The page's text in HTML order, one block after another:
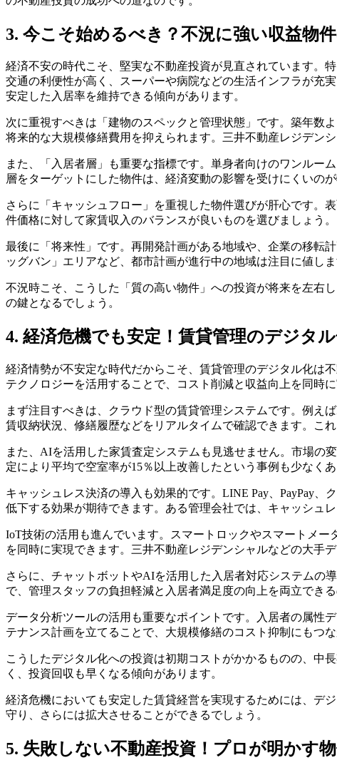
3. 今こそ始めるべき？不況に強い収益物
経済不安の時代こそ、堅実な不動産投資が見直されています。
交通の利便性が高く、スーパーや病院などの生活インフラが充
安定した入居率を維持できる傾向があります。
次に重視すべきは「建物のスペックと管理状態」です。築年数
将来的な大規模修繕費用を抑えられます。三井不動産レジデン
また、「入居者層」も重要な指標です。単身者向けのワンルー
層をターゲットにした物件は、経済変動の影響を受けにくいのが
さらに「キャッシュフロー」を重視した物件選びが肝心です。
件価格に対して家賃収入のバランスが良いものを選びましょう。
最後に「将来性」です。再開発計画がある地域や、企業の移転
ッグバン」エリアなど、都市計画が進行中の地域は注目に値しま
不況時こそ、こうした「質の高い物件」への投資が将来を左右
の鍵となるでしょう。
4. 経済危機でも安定！賃貸管理のデジタ
経済情勢が不安定な時代だからこそ、賃貸管理のデジタル化は
テクノロジーを活用することで、コスト削減と収益向上を同時に
まず注目すべきは、クラウド型の賃貸管理システムです。例え
賃収納状況、修繕履歴などをリアルタイムで確認できます。こ
また、AIを活用した家賃査定システムも見逃せません。市場の
定により平均で空室率が15％以上改善したという事例も少なくあ
キャッシュレス決済の導入も効果的です。LINE Pay、PayPay
低下する効果が期待できます。ある管理会社では、キャッシュ
IoT技術の活用も進んでいます。スマートロックやスマートメ
を同時に実現できます。三井不動産レジデンシャルなどの大手
さらに、チャットボットやAIを活用した入居者対応システムの
で、管理スタッフの負担軽減と入居者満足度の向上を両立できる
データ分析ツールの活用も重要なポイントです。入居者の属性
テナンス計画を立てることで、大規模修繕のコスト抑制にもつな
こうしたデジタル化への投資は初期コストがかかるものの、中
く、投資回収も早くなる傾向があります。
経済危機においても安定した賃貸経営を実現するためには、デ
守り、さらには拡大させることができるでしょう。
5. 失敗しない不動産投資！プロが明かす